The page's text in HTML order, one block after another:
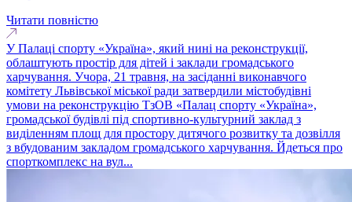
Читати повністю
У Палаці спорту «Україна», який нині на реконструкції,
облаштують простір для дітей і заклади громадського
харчування. Учора, 21 травня, на засіданні виконавчого
комітету Львівської міської ради затвердили містобудівні
умови на реконструкцію ТзОВ «Палац спорту «Україна»,
громадської будівлі під спортивно-культурний заклад з
виділенням площ для простору дитячого розвитку та дозвілля
з вбудованим закладом громадського харчування. Йдеться про
спорткомплекс на вул...